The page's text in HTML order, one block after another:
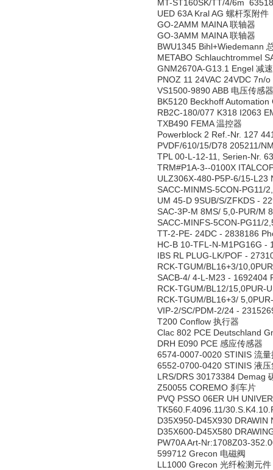
MT-ST160SK/TT/4/6m
UED 63A Kral AG 螺杆泵附件
GO-2AMM MAINA 联轴器
GO-3AMM MAINA 联轴器
BWU1345 Bihl+Wiedemann
METABO Schlauchtrommel
GNM2670A-G13.1 Engel 减
PNOZ 11 24VAC 24VDC 7n/
VS1500-9890 ABB 电压传感器
BK5120 Beckhoff Automation
RB2C-180/077 K318 I2063
TXB490 FEMA 温控器
Powerblock 2 Ref.-Nr. 127
PVDF/610/15/D78 205211/
TPL 00-L-12-11, Serien-Nr.
TRM#P1A-3--0100X
ULZ306X-480-P5P-6/15-L23
SACC-MINMS-5CON-PG11/
UM 45-D 9SUB/S/ZFKDS -
SAC-3P-M 8MS/ 5,0-PUR/M
SACC-MINFS-5CON-PG11/
TT-2-PE- 24DC - 2838186
HC-B 10-TFL-N-M1PG16G -
IBS RL PLUG-LK/POF -
RCK-TGUM/BL16+3/
SACB-4/ 4-L-M23 - 1692404
RCK-TGUM/BL12/15,0PUR-
RCK-TGUM/BL16+3/
VIP-2/SC/PDM-2/24 -
T200 Conflow 执行器
Clac 802 PCE Deutschland
DRH E090 PCE 感应传感器
6574-0007-0020 STINIS 流量
6552-0700-0420 STINIS 液压
LRS/DRS 30173384 Demag
Z50055 COREMO 刹车片
PVQ PSSO 06ER UH
TK560.F.4096.11/
D35X950-D45X930
D35X600-D45X580
PW70A Art-Nr:1708Z03-
599712 Grecon 电磁阀
LL1000 Grecon 光纤检测元件